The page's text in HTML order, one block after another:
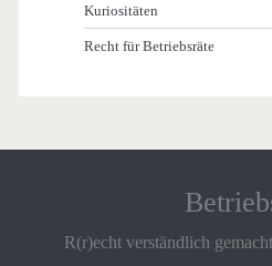
Kuriositäten
Recht für Betriebsräte
R(r)echt verständlich